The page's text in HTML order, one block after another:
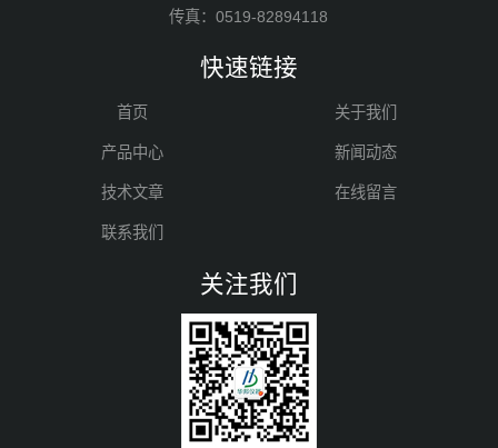
传真：0519-82894118
快速链接
首页 关于我们
产品中心 新闻动态
技术文章 在线留言
联系我们
关注我们